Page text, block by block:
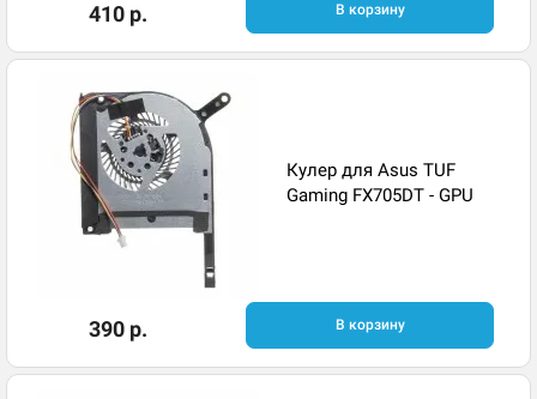
410 р. В корзину
Кулер для Asus TUF
Gaming FX705DT - GPU
390 р. В корзину